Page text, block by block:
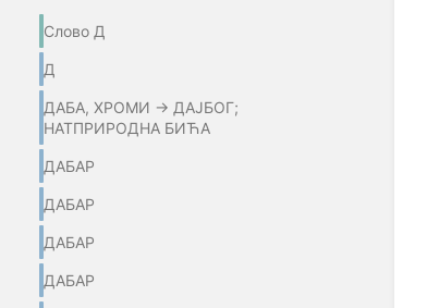
Слово Д
Д
ДАБА, ХРОМИ → ДАЈБОГ;
НАТПРИРОДНА БИЋА
ДАБАР
ДАБАР
ДАБАР
ДАБАР